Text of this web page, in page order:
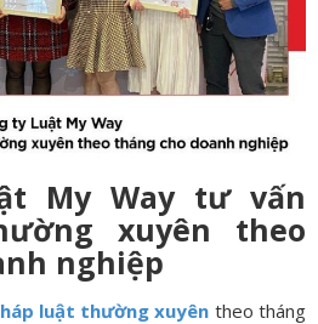
My Way tư vấn
xuyên theo
nghiệp
luật thường xuyên theo tháng